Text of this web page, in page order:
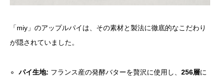
「miy」のアップルパイは、その素材と製法に徹底的なこだわり
が隠されていました。
パイ生地: フランス産の発酵バターを贅沢に使用し、256層に